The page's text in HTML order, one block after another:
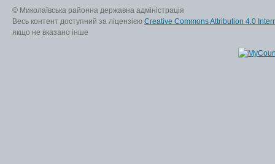
© Миколаївська районна державна адміністрація
Весь контент доступний за ліцензією Creative Commons Attribution 4.0
якщо не вказано інше